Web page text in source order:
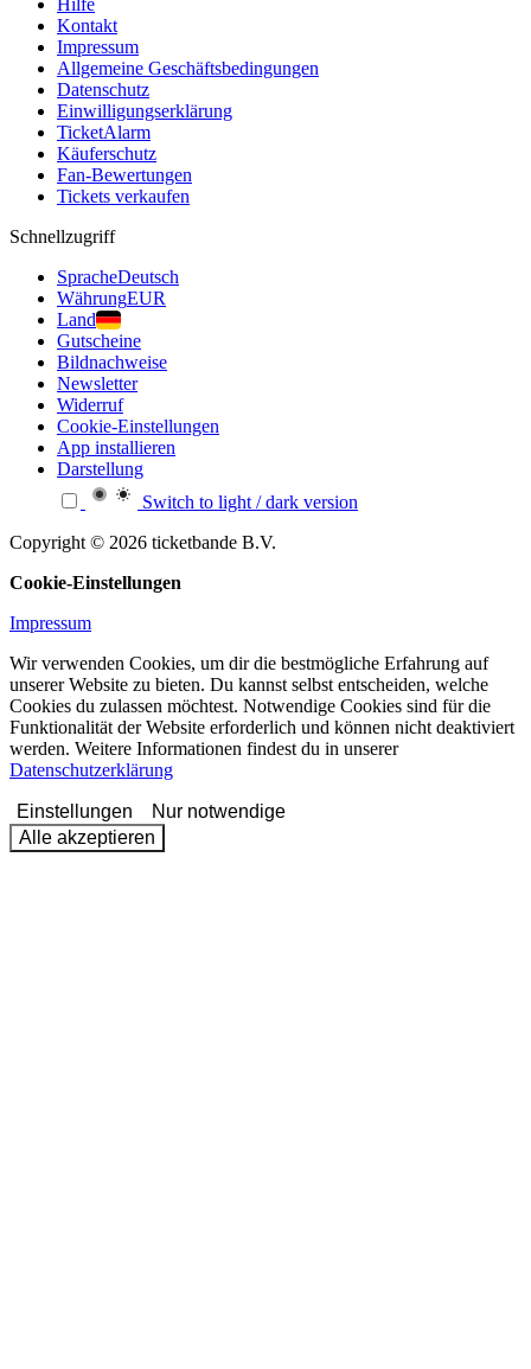
Hilfe
Kontakt
Impressum
Allgemeine Geschäftsbedingungen
Datenschutz
Einwilligungserklärung
TicketAlarm
Käuferschutz
Fan-Bewertungen
Tickets verkaufen
Schnellzugriff
SpracheDeutsch
WährungEUR
Land
Gutscheine
Bildnachweise
Newsletter
Widerruf
Cookie-Einstellungen
App installieren
Darstellung
Switch to light / dark version
Copyright © 2026 ticketbande B.V.
Cookie-Einstellungen
Impressum
Wir verwenden Cookies, um dir die bestmögliche Erfahrung auf
unserer Website zu bieten. Du kannst selbst entscheiden, welche
Cookies du zulassen möchtest. Notwendige Cookies sind für die
Funktionalität der Website erforderlich und können nicht deaktiviert
werden. Weitere Informationen findest du in unserer
Datenschutzerklärung
Einstellungen
Nur notwendige
Alle akzeptieren